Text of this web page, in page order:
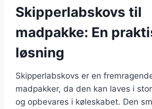
Skipperlabskovs til
madpakke: En
løsning
Skipperlabskovs er en
madpakker, da den kan laves i
og opbevares i køleskabet. Den